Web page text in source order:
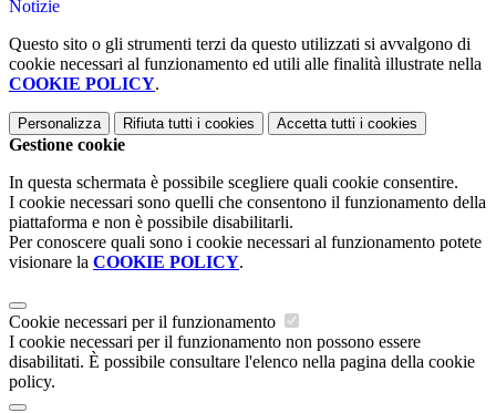
Notizie
Questo sito o gli strumenti terzi da questo utilizzati si avvalgono di
cookie necessari al funzionamento ed utili alle finalità illustrate nella
COOKIE POLICY.
Personalizza Rifiuta tutti i cookies Accetta tutti i cookies
Gestione cookie
In questa schermata è possibile scegliere quali cookie consentire.
I cookie necessari sono quelli che consentono il funzionamento della
piattaforma e non è possibile disabilitarli.
Per conoscere quali sono i cookie necessari al funzionamento potete
visionare la COOKIE POLICY.
Cookie necessari per il funzionamento
I cookie necessari per il funzionamento non possono essere
disabilitati. È possibile consultare l'elenco nella pagina della cookie
policy.